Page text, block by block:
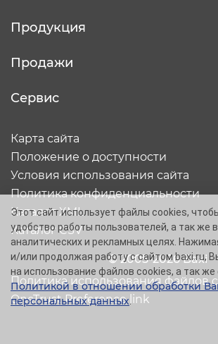
Продукция
Продажи
Сервис
© 2005-2026 Baxi
Карта сайта
Положение о доступности
Условия использования сайта
Политика конфиденциальности
Каталог XML
Каталог CSV
Политика использования файлов
OneTrust Preference link
Этот сайт использует файлы cookies,
удобство работы пользователей, а так же
аналитических и рекламных целях.
и/или продолжая работу с сайтом baxi.ru,
на использование файлов cookies, а так же
Политикой в отношении обработки
персональных данных.